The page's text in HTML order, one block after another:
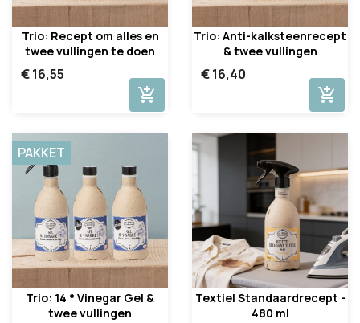
Trio: Recept om alles en
twee vullingen te doen
€ 16,55
add_shopping_cart
Trio: Anti-kalksteenrecept
& twee vullingen
€ 16,40
add_shopping_cart
Trio: 14 ° Vinegar Gel &
twee vullingen
PAKKET
Textiel Standaardrecept -
480 ml